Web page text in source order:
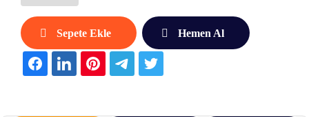
Sepete Ekle Hemen Al